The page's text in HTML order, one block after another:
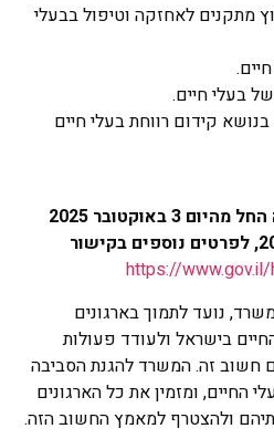
מתקנים לאחזקה וטיפול בבעלי
בעלי חיים.
קידום רווחת בעלי חיים
ועד ליום 19 באוקטובר 2025, לפרטים נוספים בקישור
https://
נועד לתמוך בארגונים
בישראל ולעודד פעולות
חשוב זה. המשרד להגנת הסביבה
החיים, ומזמין את כל הארגונים
ולהצטרף למאמץ החשוב הזה.